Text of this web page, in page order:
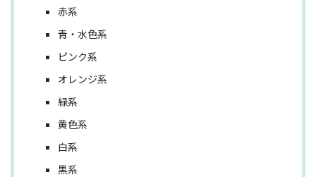
赤系
青・水色系
ピンク系
オレンジ系
緑系
黄色系
白系
黒系